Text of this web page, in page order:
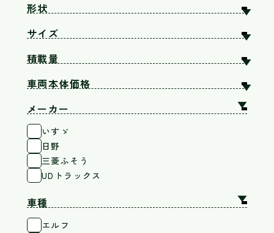
形状
▼
サイズ
▼
積載量
▼
車両本体価格
▼
メーカー
▲
いすゞ
日野
三菱ふそう
UDトラックス
車種 ▲
エルフ